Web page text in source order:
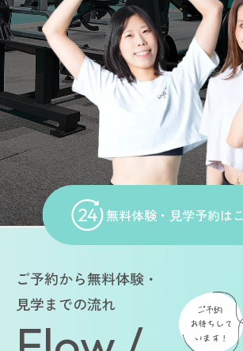
無料体験・見学予約は
ご予約から無料体験・
見学までの流れ